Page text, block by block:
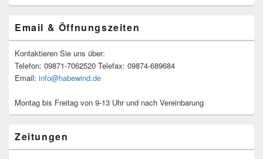
Email & Öffnungszeiten
Kontaktieren Sie uns über:
Telefon: 09871-7062520 Telefax: 09874-689684
Email: info@habewind.de
Montag bis Freitag von 9-13 Uhr und nach Vereinbarung
Zeitungen